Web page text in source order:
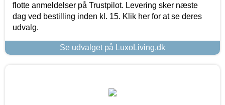
flotte anmeldelser på Trustpilot. Levering sker næste
dag ved bestilling inden kl. 15. Klik her for at se deres
udvalg.
Se udvalget på LuxoLiving.dk